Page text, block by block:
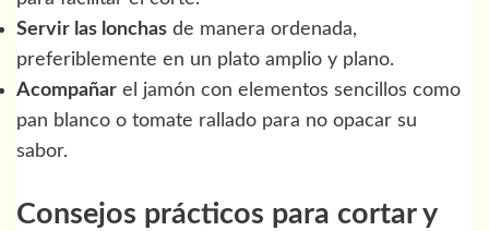
Servir las lonchas de manera ordenada,
preferiblemente en un plato amplio y plano.
Acompañar el jamón con elementos sencillos como
pan blanco o tomate rallado para no opacar su
sabor.
Consejos prácticos para cortar y